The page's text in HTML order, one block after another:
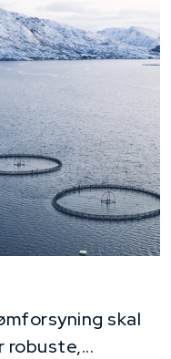
skal
robuste,...